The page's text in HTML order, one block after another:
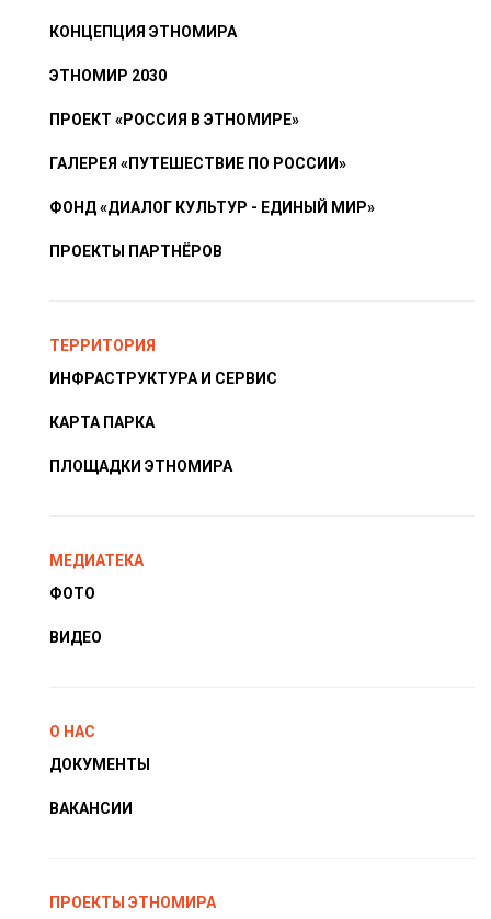
КОНЦЕПЦИЯ ЭТНОМИРА
ЭТНОМИР 2030
ПРОЕКТ «РОССИЯ В ЭТНОМИРЕ»
ГАЛЕРЕЯ «ПУТЕШЕСТВИЕ ПО РОССИИ»
ФОНД «ДИАЛОГ КУЛЬТУР - ЕДИНЫЙ МИР»
ПРОЕКТЫ ПАРТНЁРОВ
ТЕРРИТОРИЯ
ИНФРАСТРУКТУРА И СЕРВИС
КАРТА ПАРКА
ПЛОЩАДКИ ЭТНОМИРА
МЕДИАТЕКА
ФОТО
ВИДЕО
О НАС
ДОКУМЕНТЫ
ВАКАНСИИ
ПРОЕКТЫ ЭТНОМИРА